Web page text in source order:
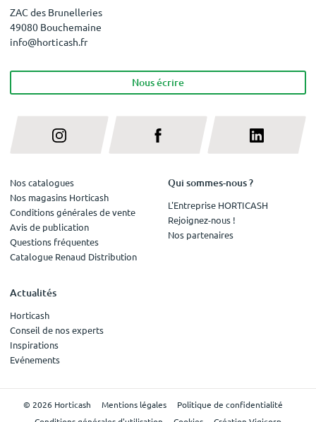
ZAC des Brunelleries
49080 Bouchemaine
info@horticash.fr
Nous écrire
Nos catalogues
Nos magasins Horticash
Conditions générales de vente
Avis de publication
Questions fréquentes
Catalogue Renaud Distribution
Qui sommes-nous ?
L'Entreprise HORTICASH
Rejoignez-nous !
Nos partenaires
Actualités
Horticash
Conseil de nos experts
Inspirations
Evénements
© 2026 Horticash Mentions légales
Politique de confidentialité